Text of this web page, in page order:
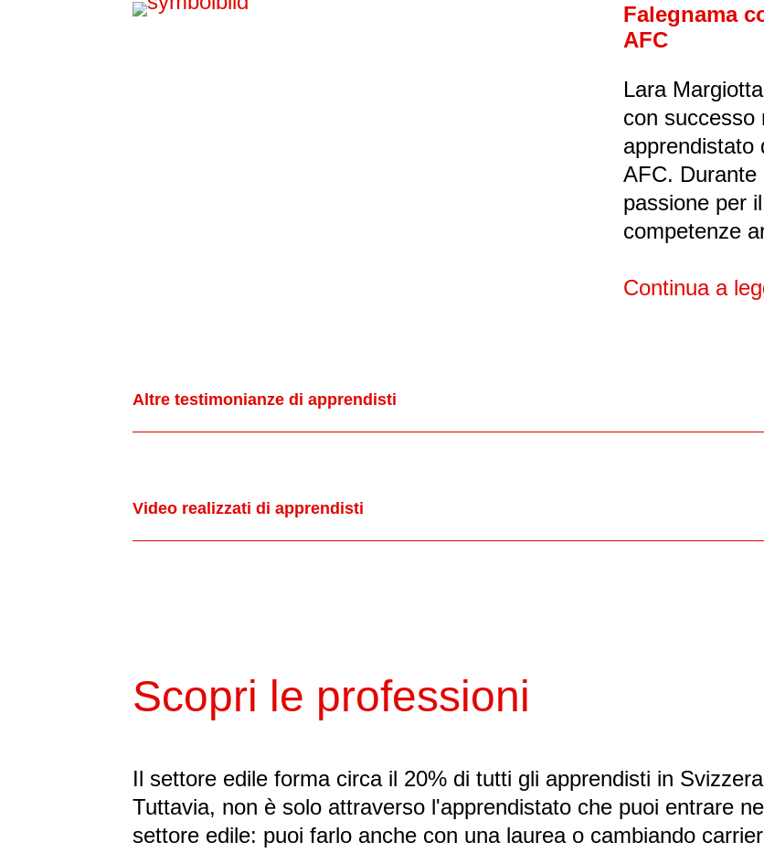
Falegnama
AFC
Lara
con successo
apprendistato
AFC. Durante
passione per
competenze
Continua a
Altre testimonianze di apprendisti
Video realizzati di apprendisti
Scopri le professioni
Il settore edile forma circa il 20% di tutti gli apprendisti in
Tuttavia, non è solo attraverso l'apprendistato che puoi entrare
settore edile: puoi farlo anche con una laurea o cambiando